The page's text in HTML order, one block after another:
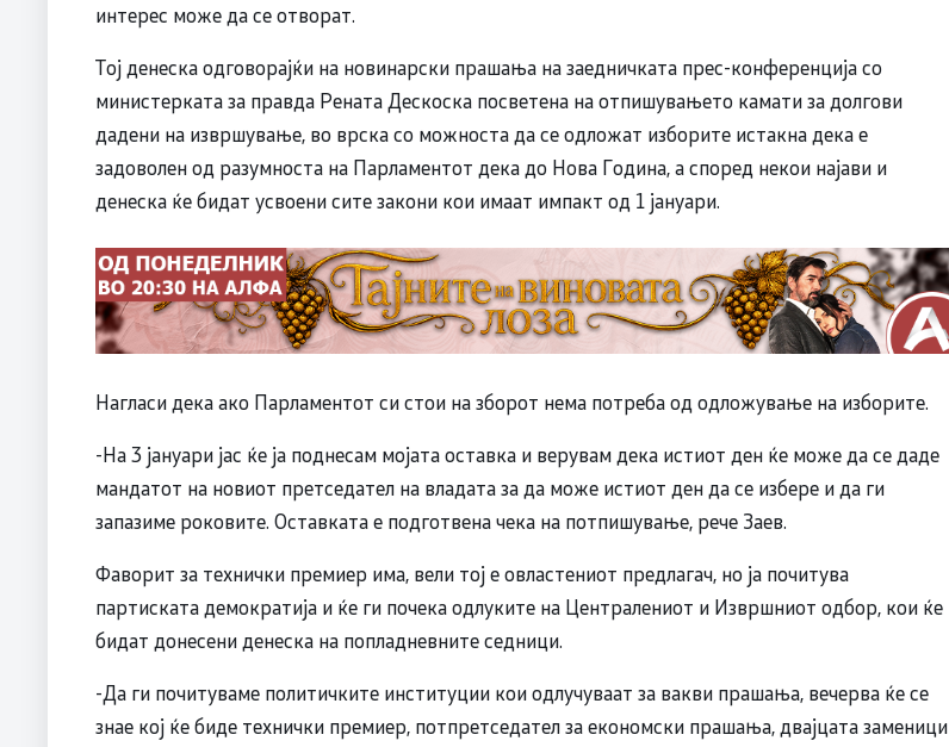
интерес може да се отворат.
Тој денеска одговорајќи на новинарски прашања на заедничката прес-конференција со
министерката за правда Рената Дескоска посветена на отпишувањето камати за долгови
дадени на извршување, во врска со можноста да се одложат изборите истакна дека е
задоволен од разумноста на Парламентот дека до Нова Година, а според некои најави и
денеска ќе бидат усвоени сите закони кои имаат импакт од 1 јануари.
Нагласи дека ако Парламентот си стои на зборот нема потреба од одложување на изборите.
-На 3 јануари јас ќе ја поднесам мојата оставка и верувам дека истиот ден ќе може да се даде
мандатот на новиот претседател на владата за да може истиот ден да се избере и да ги
запазиме роковите. Оставката е подготвена чека на потпишување, рече Заев.
Фаворит за технички премиер има, вели тој е овластениот предлагач, но ја почитува
партиската демократија и ќе ги почека одлуките на Централениот и Извршниот одбор, кои ќе
бидат донесени денеска на попладневните седници.
-Да ги почитуваме политичките институции кои одлучуваат за вакви прашања, вечерва ќе се
знае кој ќе биде технички премиер, потпретседател за економски прашања, двајцата заменици